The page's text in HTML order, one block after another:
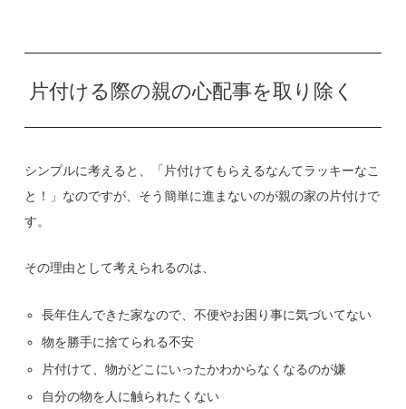
片付ける際の親の心配事を取り除く
シンプルに考えると、「片付けてもらえるなんてラッキーなこ
と！」なのですが、そう簡単に進まないのが親の家の片付けで
す。
その理由として考えられるのは、
長年住んできた家なので、不便やお困り事に気づいてない
物を勝手に捨てられる不安
片付けて、物がどこにいったかわからなくなるのが嫌
自分の物を人に触られたくない